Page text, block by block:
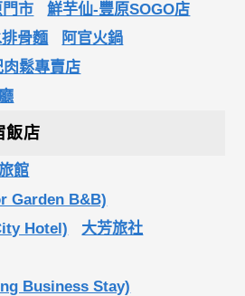
市
鮮芋仙-豐原SOGO店
骨麵
阿官火鍋
鬆專賣店
飯店
館
Garden B&B)
Hotel)
大芳旅社
Business Stay)